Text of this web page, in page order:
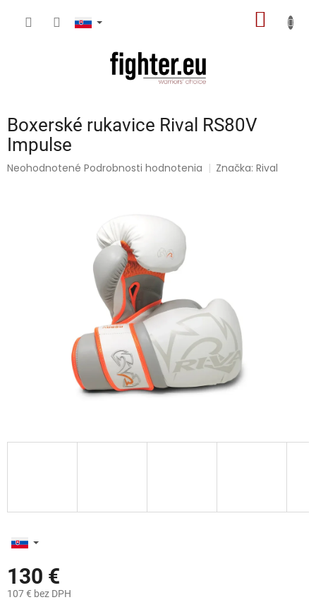
Boxerské rukavice Rival RS80V
Impulse
Priemerné
Neohodnotené Podrobnosti hodnotenia Značka:Rival
130 €
107 € bez DPH